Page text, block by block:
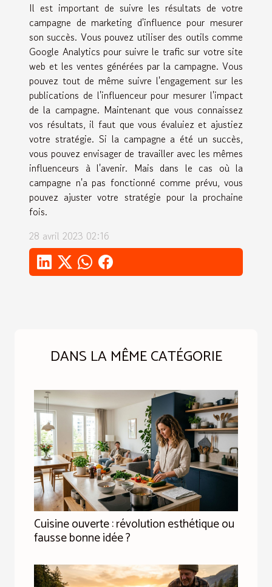
Il est important de suivre les résultats de votre
campagne de marketing d'influence pour mesurer
son succès. Vous pouvez utiliser des outils comme
Google Analytics pour suivre le trafic sur votre site
web et les ventes générées par la campagne. Vous
pouvez tout de même suivre l'engagement sur les
publications de l'influenceur pour mesurer l'impact
de la campagne. Maintenant que vous connaissez
vos résultats, il faut que vous évaluiez et ajustiez
votre stratégie. Si la campagne a été un succès,
vous pouvez envisager de travailler avec les mêmes
influenceurs à l'avenir. Mais dans le cas où la
campagne n'a pas fonctionné comme prévu, vous
pouvez ajuster votre stratégie pour la prochaine
fois.
28 avril 2023 02:16
DANS LA MÊME CATÉGORIE
Cuisine ouverte : révolution esthétique ou
fausse bonne idée ?